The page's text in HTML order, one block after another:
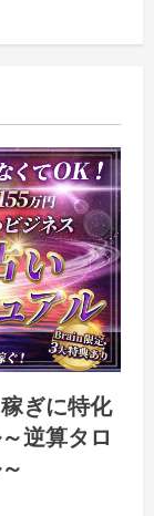
ぎに特化
逆算タロ